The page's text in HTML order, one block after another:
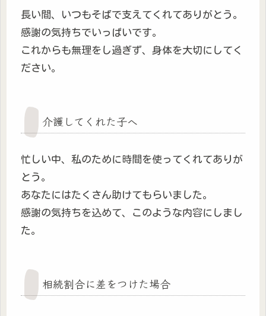
長い間、いつもそばで支えてくれてありがとう。
感謝の気持ちでいっぱいです。
これからも無理をし過ぎず、身体を大切にしてく
ださい。
介護してくれた子へ
忙しい中、私のために時間を使ってくれてありが
とう。
あなたにはたくさん助けてもらいました。
感謝の気持ちを込めて、このような内容にしまし
た。
相続割合に差をつけた場合